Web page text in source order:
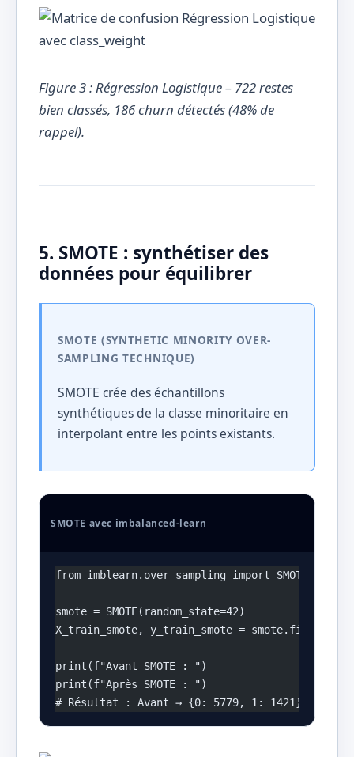
Figure 3 : Régression Logistique – 722 restes
bien classés, 186 churn détectés (48% de
rappel).
5. SMOTE : synthétiser des
données pour équilibrer
SMOTE (SYNTHETIC MINORITY OVER-
SAMPLING TECHNIQUE)
SMOTE crée des échantillons
synthétiques de la classe minoritaire en
interpolant entre les points existants.
SMOTE avec imbalanced-learn
from imblearn.over_sampling import SMOTE
smote = SMOTE(random_state=42)
X_train_smote, y_train_smote =
print(f"Avant SMOTE : ")
print(f"Après SMOTE : ")
# Résultat : Avant → {0: 5779, 1: 1421} ;